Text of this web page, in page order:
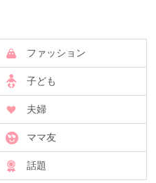
ファッション
子ども
夫婦
ママ友
話題